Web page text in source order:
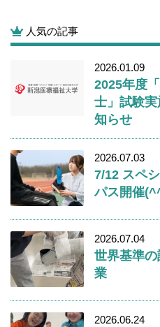
人気の記事
2026.01.09
2025年度
士」試験
知らせ
2026.07.03
7/12 スペ
パス開催
2026.07.04
世界基準
業
2026.06.24